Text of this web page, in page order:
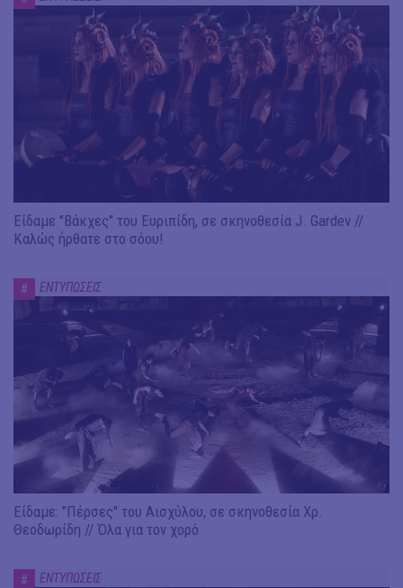
Είδαμε "Βάκχες" του Ευριπίδη, σε σκηνοθεσία J. Gardev //
Καλώς ήρθατε στο σόου!
# ΕΝΤΥΠΩΣΕΙΣ
Είδαμε: "Πέρσες" του Αισχύλου, σε σκηνοθεσία Χρ.
Θεοδωρίδη // Όλα για τον χορό
# ΕΝΤΥΠΩΣΕΙΣ